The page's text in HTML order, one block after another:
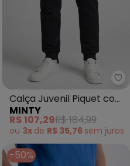
- Calça em Moletom
Calça Juvenil Piquet com
Bolsos (Preto)
MINTY
R$ 107,29R$ 184,99
ou 3x de R$ 35,76 sem juros
-50%